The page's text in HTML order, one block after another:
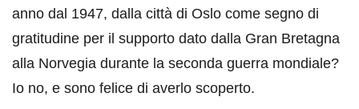
anno dal 1947, dalla città di Oslo come segno di
gratitudine per il supporto dato dalla Gran Bretagna
alla Norvegia durante la seconda guerra mondiale?
Io no, e sono felice di averlo scoperto.